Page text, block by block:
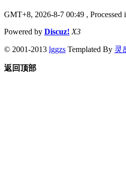
GMT+8, 2026-8-7 00:49 ,
Powered by Discuz! X3
© 2001-2013 lggzs Templated By 灵
返回顶部